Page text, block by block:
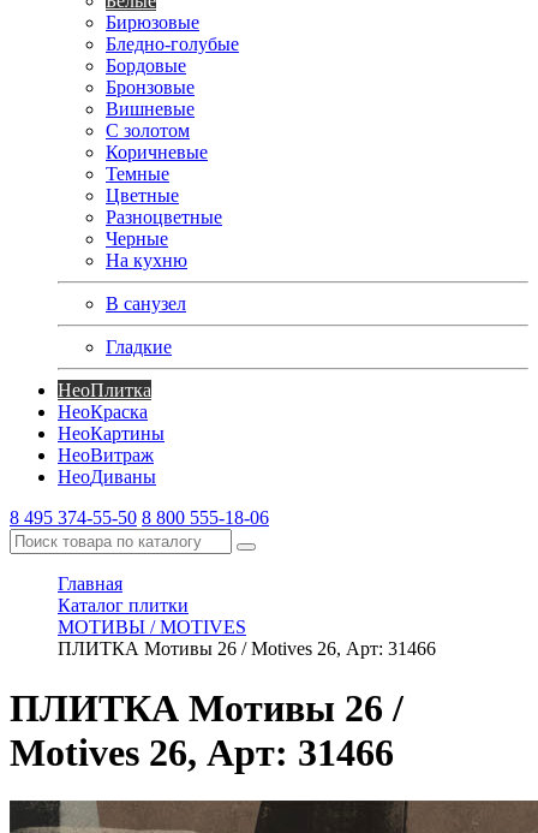
Бирюзовые
Бледно-голубые
Бордовые
Бронзовые
Вишневые
С золотом
Коричневые
Темные
Цветные
Разноцветные
Черные
На кухню
В санузел
Гладкие
НеоПлитка
НеоКраска
НеоКартины
НеоВитраж
НеоДиваны
8 495 374-55-50 8 800 555-18-06
Главная
Каталог плитки
МОТИВЫ / MOTIVES
ПЛИТКА Мотивы 26 / Motives 26, Арт: 31466
ПЛИТКА Мотивы 26 /
Motives 26, Арт: 31466